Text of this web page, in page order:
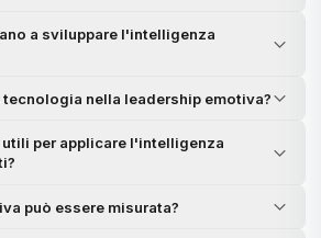
a sviluppare l'intelligenza
tecnologia nella leadership emotiva?
per applicare l'intelligenza
può essere misurata?